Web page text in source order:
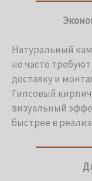
Натуральный
но часто
доставку и
Гипсовый
визуальный
быстрее в